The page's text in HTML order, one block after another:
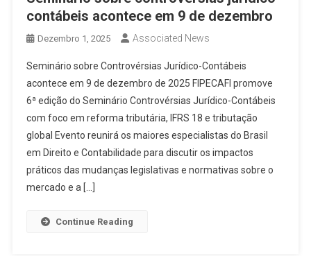
contábeis acontece em 9 de dezembro
Dezembro 1, 2025 Associated News
Seminário sobre Controvérsias Jurídico-Contábeis
acontece em 9 de dezembro de 2025 FIPECAFI promove
6ª edição do Seminário Controvérsias Jurídico-Contábeis
com foco em reforma tributária, IFRS 18 e tributação
global Evento reunirá os maiores especialistas do Brasil
em Direito e Contabilidade para discutir os impactos
práticos das mudanças legislativas e normativas sobre o
mercado e a […]
Continue Reading